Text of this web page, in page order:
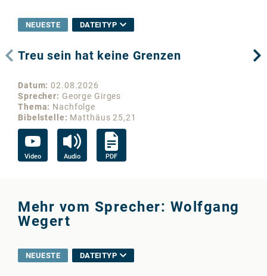
NEUESTE DATEITYP
Treu sein hat keine Grenzen
Datum 02.08.2026
Sprecher
George Girges
Thema
Nachfolge
Bibelstelle
Matthäus 25,21
Video Audio PDF
Mehr vom Sprecher: Wolfgang
Wegert
NEUESTE DATEITYP